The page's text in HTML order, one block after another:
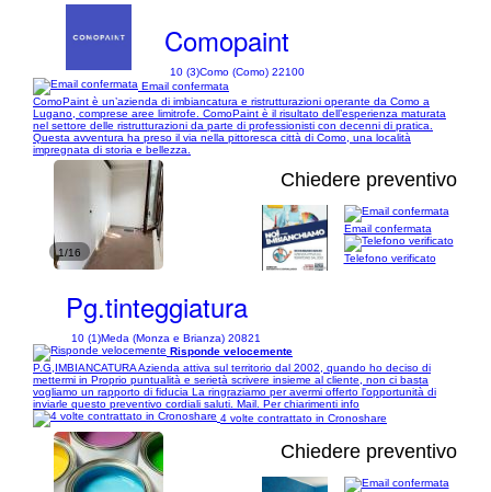
Comopaint
10 (3)Como (Como) 22100
Email confermata
ComoPaint è un’azienda di imbiancatura e ristrutturazioni operante da Como a
Lugano, comprese aree limitrofe. ComoPaint è il risultato dell’esperienza maturata
nel settore delle ristrutturazioni da parte di professionisti con decenni di pratica.
Questa avventura ha preso il via nella pittoresca città di Como, una località
impregnata di storia e bellezza.
1/16
Chiedere preventivo
Pg.tinteggiatura
10 (1)Meda (Monza e Brianza) 20821
Email confermata
Telefono verificato
Risponde velocemente
P.G,IMBIANCATURA Azienda attiva sul territorio dal 2002, quando ho deciso di
mettermi in Proprio puntualità e serietà scrivere insieme al cliente, non ci basta
vogliamo un rapporto di fiducia La ringraziamo per avermi offerto l'opportunità di
inviarle questo preventivo cordiali saluti. Mail. Per chiarimenti info
4 volte contrattato in Cronoshare
Chiedere preventivo